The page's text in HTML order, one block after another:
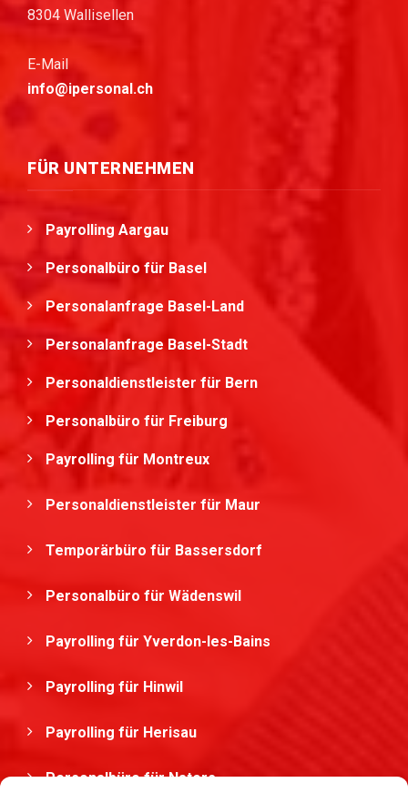
8304 Wallisellen
E-Mail
info@ipersonal.ch
FÜR UNTERNEHMEN
Payrolling Aargau
Personalbüro für Basel
Personalanfrage Basel-Land
Personalanfrage Basel-Stadt
Personaldienstleister für Bern
Personalbüro für Freiburg
Payrolling für Montreux
Personaldienstleister für Maur
Temporärbüro für Bassersdorf
Personalbüro für Wädenswil
Payrolling für Yverdon-les-Bains
Payrolling für Hinwil
Payrolling für Herisau
Personalbüro für Naters